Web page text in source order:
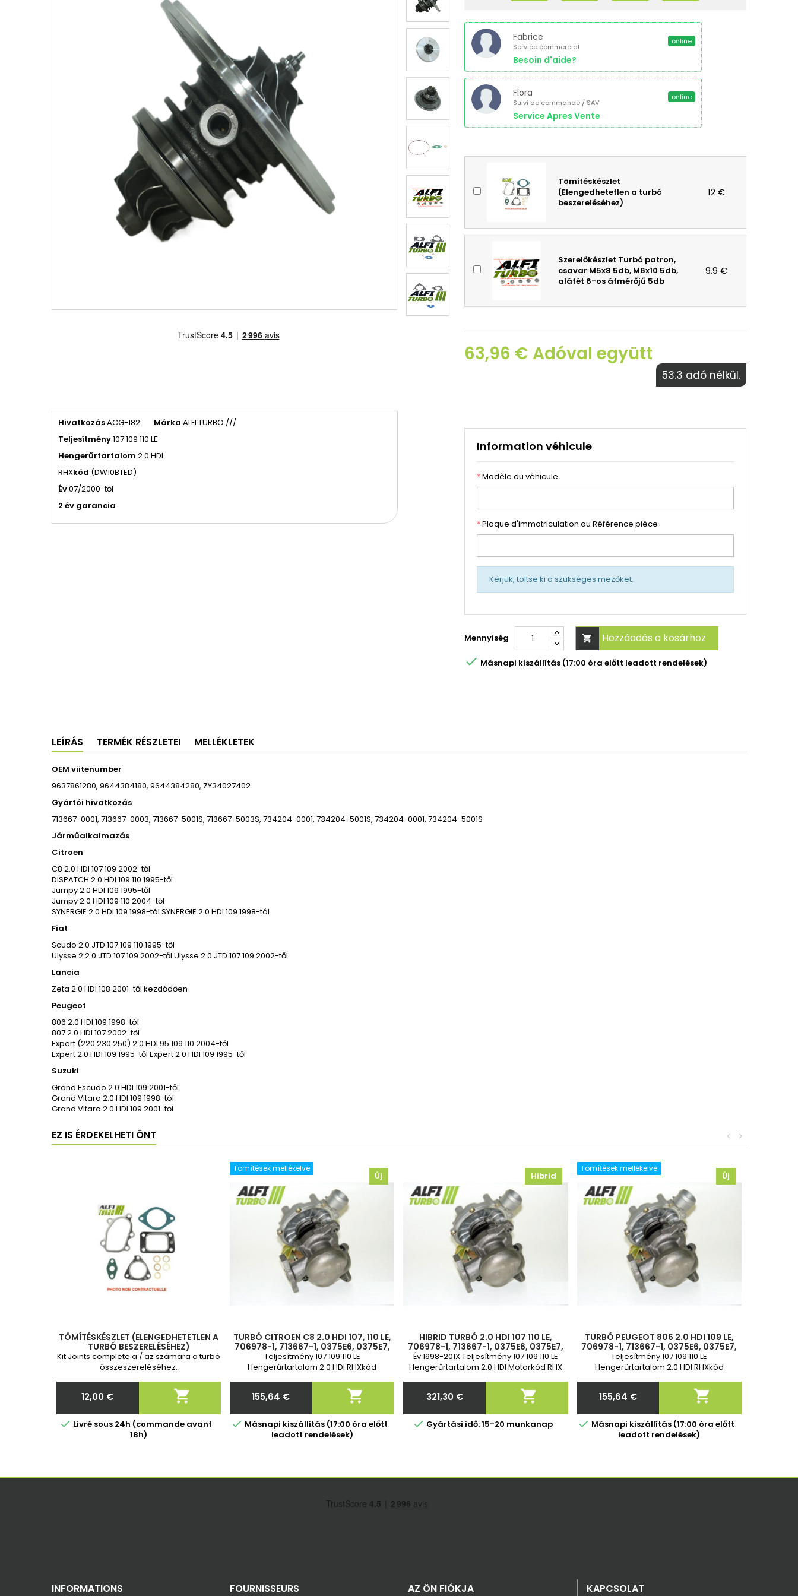
HivatkozásACG-182 Márka ALFI TURBO ///
Teljesítmény107 109 110 LE
Hengerűrtartalom 2.0 HDI
RHXkód (DW10BTED)
Év07/2000-től
2 év garancia
Fabrice
Service commercial
Besoin d'aide?
online
Flora
Suivi de commande / SAV
Service Apres Vente
online
Tömítéskészlet
(Elengedhetetlen a turbó
beszereléséhez)
12 €
Szerelőkészlet Turbó patron,
csavar M5x8 5db, M6x10 5db,
alátét 6-os átmérőjű 5db
9.9 €
63,96 € Adóval együtt
53.3 adó nélkül.
Information véhicule
*Modèle du véhicule
*Plaque d'immatriculation ou Référence pièce
Kérjük, töltse ki a szükséges mezőket.
Mennyiség  Hozzáadás a kosárhoz
 Másnapi kiszállítás (17:00 óra előtt leadott rendelések)
LEÍRÁS TERMÉK RÉSZLETEI MELLÉKLETEK
OEM viitenumber
9637861280, 9644384180, 9644384280, ZY34027402
Gyártói hivatkozás
713667-0001, 713667-0003, 713667-5001S, 713667-5003S, 734204-0001, 734204-5001S, 734204-0001, 734204-5001S
Járműalkalmazás
Citroen
C8 2.0 HDI 107 109 2002-től
DISPATCH 2.0 HDI 109 110 1995-től
Jumpy 2.0 HDI 109 1995-től
Jumpy 2.0 HDI 109 110 2004-től
SYNERGIE 2.0 HDI 109 1998-tól SYNERGIE 2 0 HDI 109 1998-tól
Fiat
Scudo 2.0 JTD 107 109 110 1995-től
Ulysse 2 2.0 JTD 107 109 2002-től Ulysse 2 0 JTD 107 109 2002-től
Lancia
Zeta 2.0 HDI 108 2001-től kezdődően
Peugeot
806 2.0 HDI 109 1998-tól
807 2.0 HDI 107 2002-től
Expert (220 230 250) 2.0 HDI 95 109 110 2004-től
Expert 2.0 HDI 109 1995-től Expert 2 0 HDI 109 1995-től
Suzuki
Grand Escudo 2.0 HDI 109 2001-től
Grand Vitara 2.0 HDI 109 1998-tól
Grand Vitara 2.0 HDI 109 2001-től
EZ IS ÉRDEKELHETI ÖNT >
<
TÖMÍTÉSKÉSZLET (ELENGEDHETETLEN A
TURBÓ BESZERELÉSÉHEZ)
Kit Joints complete a / az számára a turbó
összeszereléséhez.
Ár
12,00 € 
 Livré sous 24h (commande avant
18h)
Tömítések mellékelve
Új
TURBÓ CITROEN C8 2.0 HDI 107, 110 LE,
706978-1, 713667-1, 0375E6, 0375E7,
71723513, 9634521180, 0375G0,
9637861280, 9644384,
Teljesítmény 107 109 110 LE
Hengerűrtartalom 2.0 HDI RHXkód
Ár
155,64 € 
 Másnapi kiszállítás (17:00 óra előtt
leadott rendelések)
Hibrid
HIBRID TURBÓ 2.0 HDI 107 110 LE,
706978-1, 713667-1, 0375E6, 0375E7,
71723513, 9634521180, 0375G0,
9637861280, 9644384,
Év 1998-201X Teljesítmény 107 109 110 LE
Hengerűrtartalom 2.0 HDI Motorkód RHX
Ár
321,30 € 
 Gyártási idő: 15-20 munkanap
Tömítések mellékelve
Új
TURBÓ PEUGEOT 806 2.0 HDI 109 LE,
706978-1, 713667-1, 0375E6, 0375E7,
71723513, 9634521180, 0375G0,
9637861280, 9644384,
Teljesítmény 107 109 110 LE
Hengerűrtartalom 2.0 HDI RHXkód
Ár
155,64 € 
 Másnapi kiszállítás (17:00 óra előtt
leadott rendelések)
INFORMATIONS FOURNISSEURS AZ ÖN FIÓKJA KAPCSOLAT